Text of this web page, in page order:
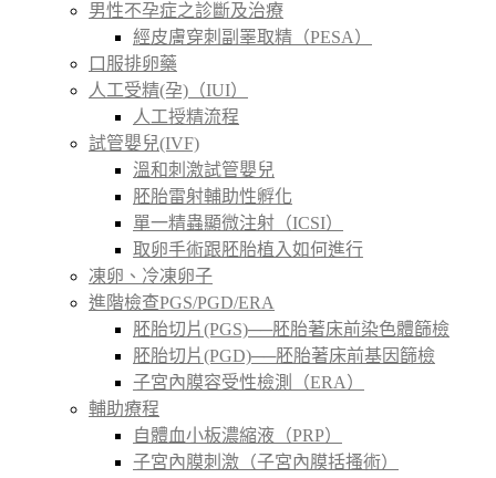
男性不孕症之診斷及治療
經皮膚穿刺副睪取精（PESA）
口服排卵藥
人工受精(孕)（IUI）
人工授精流程
試管嬰兒(IVF)
溫和刺激試管嬰兒
胚胎雷射輔助性孵化
單一精蟲顯微注射（ICSI）
取卵手術跟胚胎植入如何進行
凍卵、冷凍卵子
進階檢查PGS/PGD/ERA
胚胎切片(PGS)──胚胎著床前染色體篩檢
胚胎切片(PGD)──胚胎著床前基因篩檢
子宮內膜容受性檢測（ERA）
輔助療程
自體血小板濃縮液（PRP）
子宮內膜刺激（子宮內膜括搔術）